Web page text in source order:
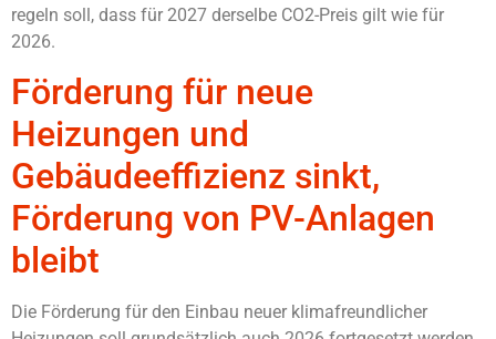
regeln soll, dass für 2027 derselbe CO2-Preis gilt wie für
2026.
Förderung für neue
Heizungen und
Gebäudeeffizienz sinkt,
Förderung von PV-Anlagen
bleibt
Die Förderung für den Einbau neuer klimafreundlicher